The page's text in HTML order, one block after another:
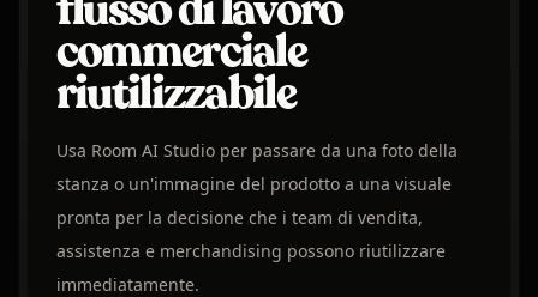
commerciale
riutilizzabile
Usa Room AI Studio per passare da una foto della
stanza o un'immagine del prodotto a una visuale
pronta per la decisione che i team di vendita,
assistenza e merchandising possono riutilizzare
immediatamente.